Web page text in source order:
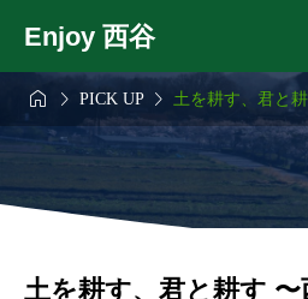
Enjoy 西谷
  PICK UP  土を耕す、君と
土を耕す、君と耕す